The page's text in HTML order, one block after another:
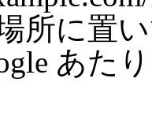
所に置
あた